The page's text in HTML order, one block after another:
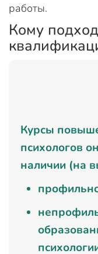
работы.
Кому
Курсы
психологов
наличии (на